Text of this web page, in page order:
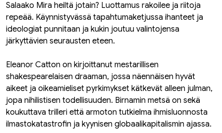
Salaako Mira heiltä jotain? Luottamus rakoilee ja riitoja
repeää. Käynnistyvässä tapahtumaketjussa ihanteet ja
ideologiat punnitaan ja kukin joutuu valintojensa
järkyttävien seurausten eteen.
Eleanor Catton on kirjoittanut mestarillisen
shakespearelaisen draaman, jossa näennäisen hyvät
aikeet ja oikeamieliset pyrkimykset kätkevät alleen julman,
jopa nihilistisen todellisuuden. Birnamin metsä on sekä
koukuttava trilleri että armoton tutkielma ihmisluonnosta
ilmastokatastrofin ja kyynisen globaalikapitalismin ajassa.